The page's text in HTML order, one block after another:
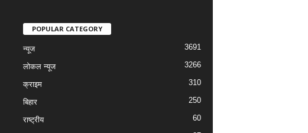
POPULAR CATEGORY
न्यूज 3691
लोकल न्यूज 3266
क्राइम 310
बिहार 250
राष्ट्रीय 60